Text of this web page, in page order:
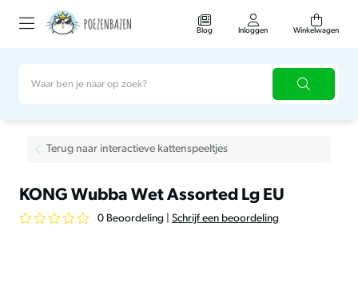
Blog Inloggen Winkelwagen
Terug naar interactieve kattenspeeltjes
KONG Wubba Wet Assorted Lg EU
0 Beoordeling Schrijf een beoordeling